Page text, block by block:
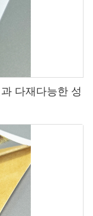
다재다능한 성